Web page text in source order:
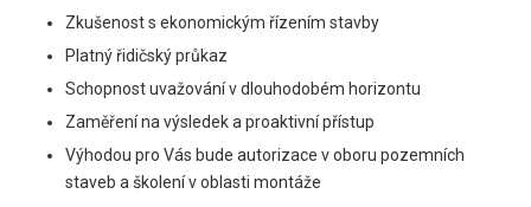
Zkušenost s ekonomickým řízením stavby
Platný řidičský průkaz
Schopnost uvažování v dlouhodobém horizontu
Zaměření na výsledek a proaktivní přístup
Výhodou pro Vás bude autorizace v oboru pozemních
staveb a školení v oblasti montáže